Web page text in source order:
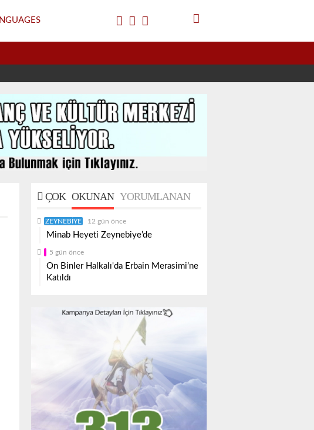
ÇOK OKUNAN YORUMLANAN
ZEYNEBIYE 12 gün önce
Minab Heyeti Zeynebiye’de
5 gün önce
On Binler Halkalı'da Erbain Merasimi’ne
Katıldı